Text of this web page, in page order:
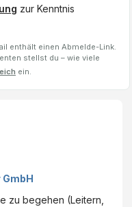
zur Kenntnis
enthält einen Abmelde-Link.
stellst du – wie viele
ein.
zu begehen (Leitern,